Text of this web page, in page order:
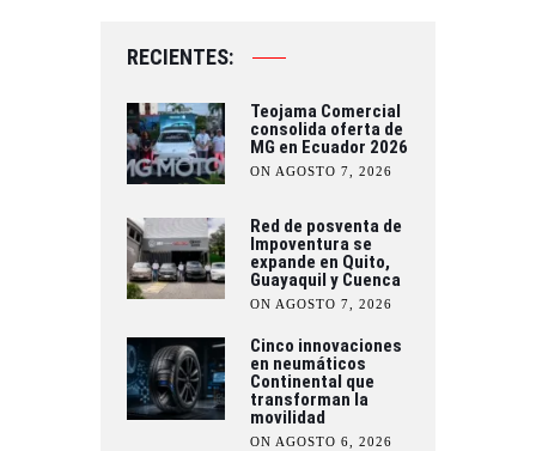
RECIENTES:
Teojama Comercial
consolida oferta de
MG en Ecuador 2026
ON AGOSTO 7, 2026
Red de posventa de
Impoventura se
expande en Quito,
Guayaquil y Cuenca
ON AGOSTO 7, 2026
Cinco innovaciones
en neumáticos
Continental que
transforman la
movilidad
ON AGOSTO 6, 2026